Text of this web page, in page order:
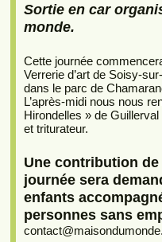
Sortie en car
monde.
Cette journée
Verrerie d’art de Soisy-
dans le parc de
L’après-midi nous nous
Hirondelles » de
et triturateur.
Une contribution
journée sera
enfants
personnes sans
contact@